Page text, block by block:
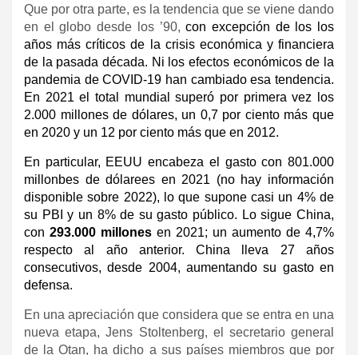
Que por otra parte, es la tendencia que se viene dando
en el globo desde los ’90,con excepción de los los
años más críticos de la crisis económica y financiera
de la pasada década. Ni los efectos económicos de la
pandemia de COVID-19 han cambiado esa tendencia.
En 2021 el total mundial superó por primera vez los
2.000 millones de dólares, un 0,7 por ciento más que
en 2020 y un 12 por ciento más que en 2012.
En particular, EEUU encabeza el gasto con 801.000
millonbes de dólarees en 2021 (no hay información
disponible sobre 2022), lo que supone casi un 4% de
su PBI y un 8% de su gasto público. Lo sigue China,
con 293.000 millones en 2021; un aumento de 4,7%
respecto al año anterior. China lleva 27 años
consecutivos, desde 2004, aumentando su gasto en
defensa.
En una apreciación que considera que se entra en una
nueva etapa, Jens Stoltenberg, el secretario general
de la Otan, ha dicho a sus países miembros que por